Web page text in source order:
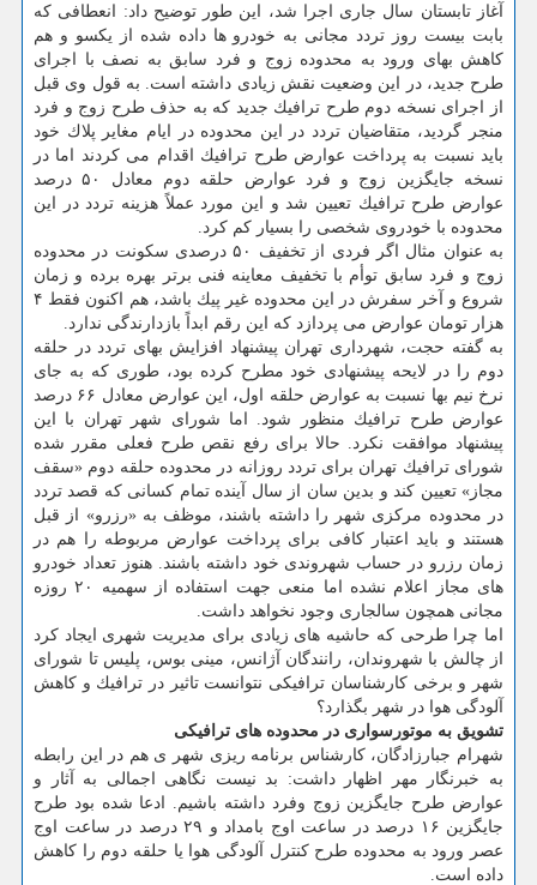
آغاز تابستان سال جاری اجرا شد، این طور توضیح داد: انعطافی كه
بابت بیست روز تردد مجانی به خودرو ها داده شده از یكسو و هم
كاهش بهای ورود به محدوده زوج و فرد سابق به نصف با اجرای
طرح جدید، در این وضعیت نقش زیادی داشته است. به قول وی قبل
از اجرای نسخه دوم طرح ترافیك جدید كه به حذف طرح زوج و فرد
منجر گردید، متقاضیان تردد در این محدوده در ایام مغایر پلاك خود
باید نسبت به پرداخت عوارض طرح ترافیك اقدام می كردند اما در
نسخه جایگزین زوج و فرد عوارض حلقه دوم معادل ۵۰ درصد
عوارض طرح ترافیك تعیین شد و این مورد عملاً هزینه تردد در این
محدوده با خودروی شخصی را بسیار كم كرد.
به عنوان مثال اگر فردی از تخفیف ۵۰ درصدی سكونت در محدوده
زوج و فرد سابق توأم با تخفیف معاینه فنی برتر بهره برده و زمان
شروع و آخر سفرش در این محدوده غیر پیك باشد، هم اكنون فقط ۴
هزار تومان عوارض می پردازد كه این رقم ابداً بازدارندگی ندارد.
به گفته حجت، شهرداری تهران پیشنهاد افزایش بهای تردد در حلقه
دوم را در لایحه پیشنهادی خود مطرح كرده بود، طوری كه به جای
نرخ نیم بها نسبت به عوارض حلقه اول، این عوارض معادل ۶۶ درصد
عوارض طرح ترافیك منظور شود. اما شورای شهر تهران با این
پیشنهاد موافقت نكرد. حالا برای رفع نقص طرح فعلی مقرر شده
شورای ترافیك تهران برای تردد روزانه در محدوده حلقه دوم «سقف
مجاز» تعیین كند و بدین سان از سال آینده تمام كسانی كه قصد تردد
در محدوده مركزی شهر را داشته باشند، موظف به «رزرو» از قبل
هستند و باید اعتبار كافی برای پرداخت عوارض مربوطه را هم در
زمان رزرو در حساب شهروندی خود داشته باشند. هنوز تعداد خودرو
های مجاز اعلام نشده اما منعی جهت استفاده از سهمیه ۲۰ روزه
مجانی همچون سالجاری وجود نخواهد داشت.
اما چرا طرحی كه حاشیه های زیادی برای مدیریت شهری ایجاد كرد
از چالش با شهروندان، رانندگان آژانس، مینی بوس، پلیس تا شورای
شهر و برخی كارشناسان ترافیكی نتوانست تاثیر در ترافیك و كاهش
آلودگی هوا در شهر بگذارد؟
تشویق به موتورسواری در محدوده های ترافیكی
شهرام جبارزادگان، كارشناس برنامه ریزی شهر ی هم در این رابطه
به خبرنگار مهر اظهار داشت: بد نیست نگاهی اجمالی به آثار و
عوارض طرح جایگزین زوج وفرد داشته باشیم. ادعا شده بود طرح
جایگزین ۱۶ درصد در ساعت اوج بامداد و ۲۹ درصد در ساعت اوج
عصر ورود به محدوده طرح كنترل آلودگی هوا یا حلقه دوم را كاهش
داده است.